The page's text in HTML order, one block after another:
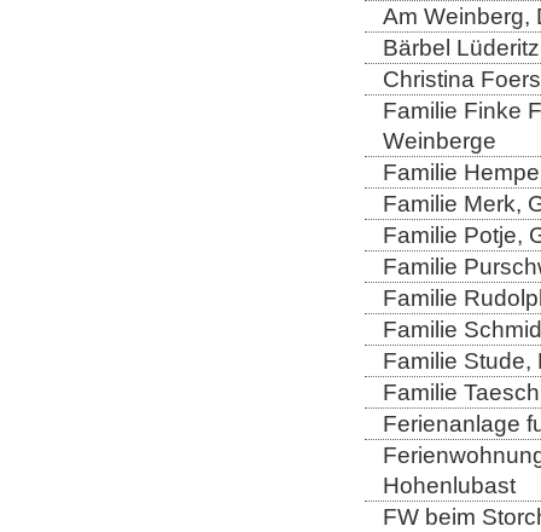
Am Weinberg,
Bärbel
Christina
Familie Finke
Weinberge
Familie
Familie Merk,
Familie Potje,
Familie
Familie
Familie
Familie Stude,
Familie
Ferienanlage
Hohenlubast
FW beim